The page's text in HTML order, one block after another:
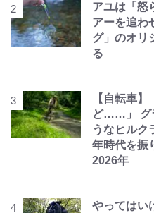
アユは「怒
アーを追わ
グ」のオリ
る
【自転車
ど……」 グ
うなヒルク
年時代を振
2026年
やってはい